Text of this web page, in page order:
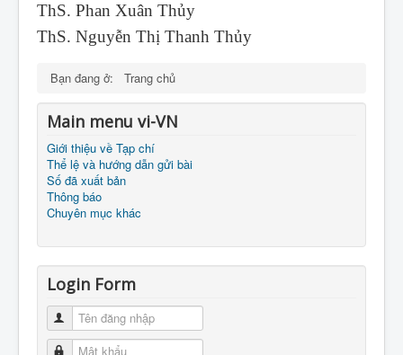
ThS. Phan Xuân Thủy
ThS. Nguyễn Thị Thanh Thủy
Bạn đang ở: Trang chủ
Main menu vi-VN
Giới thiệu về Tạp chí
Thể lệ và hướng dẫn gửi bài
Số đã xuất bản
Thông báo
Chuyên mục khác
Login Form
Tên đăng nhập
Mật khẩu